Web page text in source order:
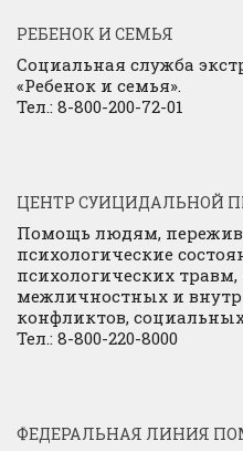
РЕБЕНОК И СЕМЬЯ
Социальная служба
«Ребенок и семья».
Тел.: 8-800-200-72-01
ЦЕНТР СУИЦИДАЛЬНОЙ
Помощь людям,
психологические
психологических
межличностных и
конфликтов,
Тел.: 8-800-220-8000
ФЕДЕРАЛЬНАЯ ЛИНИЯ